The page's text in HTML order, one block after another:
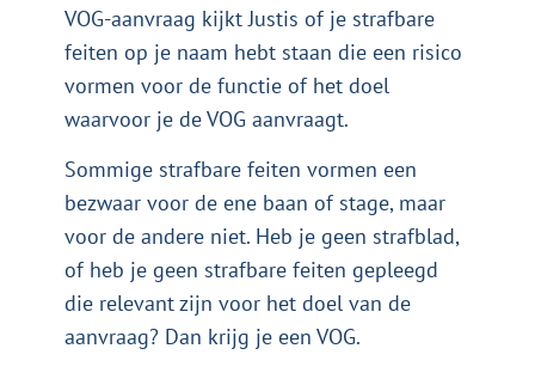
VOG-aanvraag kijkt Justis of je strafbare
feiten op je naam hebt staan die een risico
vormen voor de functie of het doel
waarvoor je de VOG aanvraagt.
Sommige strafbare feiten vormen een
bezwaar voor de ene baan of stage, maar
voor de andere niet. Heb je geen strafblad,
of heb je geen strafbare feiten gepleegd
die relevant zijn voor het doel van de
aanvraag? Dan krijg je een VOG.